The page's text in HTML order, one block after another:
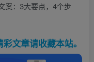
案：3大要点，4个步
文章请收藏本站。